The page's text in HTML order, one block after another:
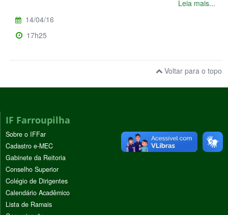
Leia mais...
14/04/16
17h25
Voltar para o topo
IF Farroupilha
Sobre o IFFar
Cadastro e-MEC
Gabinete da Reitoria
Conselho Superior
Colégio de Dirigentes
Calendário Acadêmico
Lista de Ramais